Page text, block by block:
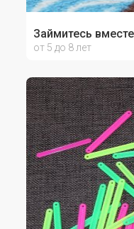
Займитесь
от 5 до 8 лет